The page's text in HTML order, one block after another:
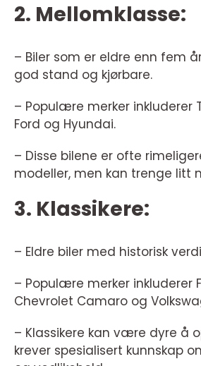
2. Mellomklasse:
– Biler som er eldre enn fem
god stand og kjørbare.
– Populære merker inkluderer
Ford og Hyundai.
– Disse bilene er ofte
modeller, men kan trenge litt
3. Klassikere:
– Eldre biler med historisk
– Populære merker inkluderer
Chevrolet Camaro og
– Klassikere kan være dyre å
krever spesialisert kunnskap